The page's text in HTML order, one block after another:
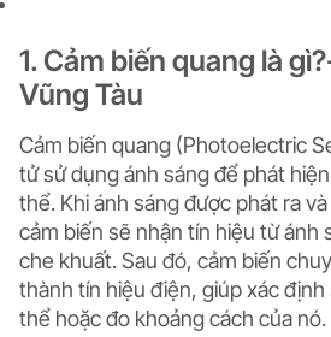
1. Cảm biến quang là
Vũng Tàu
Cảm biến quang (Photoelectric
tử sử dụng ánh sáng để phát
thể. Khi ánh sáng được phát ra
cảm biến sẽ nhận tín hiệu từ ánh
che khuất. Sau đó, cảm biến
thành tín hiệu điện, giúp xác
thể hoặc đo khoảng cách của nó.